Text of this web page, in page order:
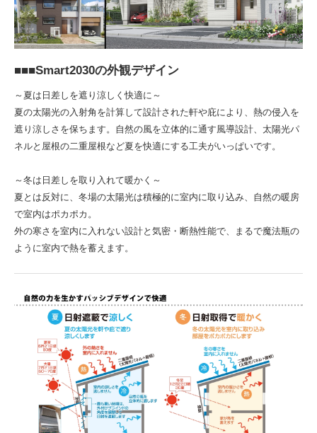
■■■Smart2030の外観デザイン
～夏は日差しを遮り涼しく快適に～
夏の太陽光の入射角を計算して設計された軒や庇により、熱の侵入を
遮り涼しさを保ちます。自然の風を立体的に通す風導設計、太陽光パ
ネルと屋根の二重屋根など夏を快適にする工夫がいっぱいです。
～冬は日差しを取り入れて暖かく～
夏とは反対に、冬場の太陽光は積極的に室内に取り込み、自然の暖房
で室内はポカポカ。
外の寒さを室内に入れない設計と気密・断熱性能で、まるで魔法瓶の
ように室内で熱を蓄えます。